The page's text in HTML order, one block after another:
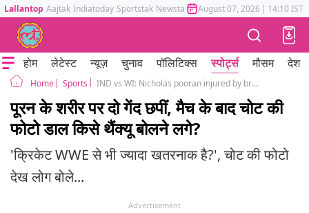
Lallantop Aajtak Indiatoday Sportstak Newstak Mumbai Tak Astrotak
August 07, 2026 | 14:10 IST
होम लेटेस्ट न्यूज़ चुनाव पॉलिटिक्स स्पोर्ट्स मौसम देश
Home Sports IND vs WI: Nicholas pooran injured by bradon king shot and arshdeep singh ball
पूरन के शरीर पर दो गेंद छपीं, मैच के बाद चोट की
फोटो डाल किसे थैंक्यू बोलने लगे?
'क्रिकेट WWE से भी ज्यादा खतरनाक है?', चोट की फोटो
देख लोग बोले...
Advertisement